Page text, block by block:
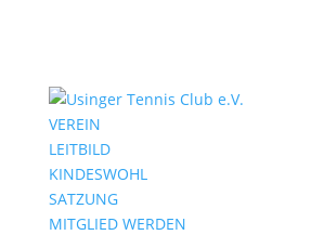
VEREIN
LEITBILD
KINDESWOHL
SATZUNG
MITGLIED WERDEN